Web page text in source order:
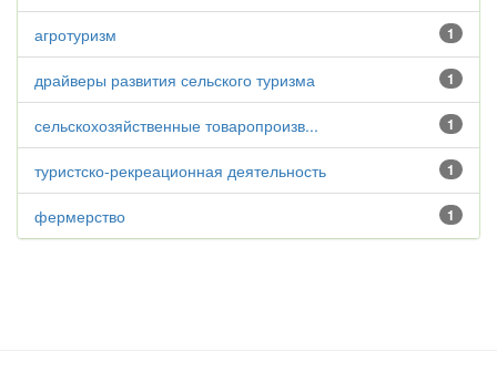
1
агротуризм
1
драйверы развития сельского туризма
1
сельскохозяйственные товаропроизв...
1
туристско-рекреационная деятельность
1
фермерство